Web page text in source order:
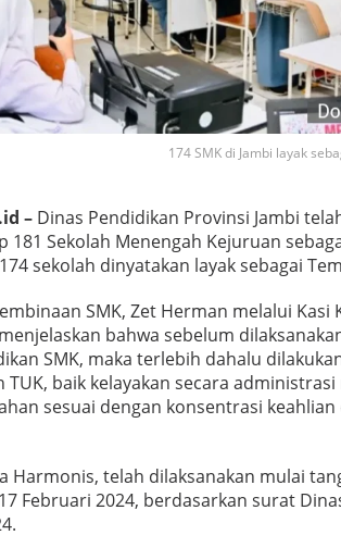
174 SMK di Jambi layak
– Dinas Pendidikan Provinsi Jambi
181 Sekolah Menengah Kejuruan
sekolah dinyatakan layak sebagai
SMK, Zet Herman melalui
bahwa sebelum
SMK, maka terlebih dahalu
TUK, baik kelayakan secara
sesuai dengan konsentrasi
Harmonis, telah dilaksanakan mulai
Februari 2024, berdasarkan surat